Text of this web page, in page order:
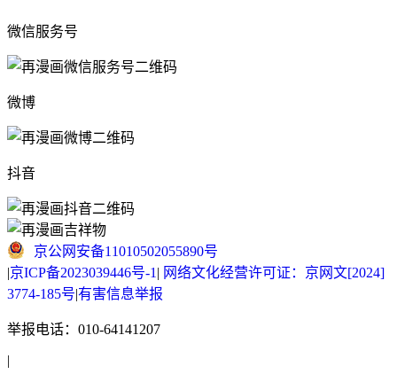
微信服务号
微博
抖音
京公网安备11010502055890号
|京ICP备2023039446号-1 | 网络文化经营许可证：京网文[2024]
3774-185号|有害信息举报
举报电话：010-64141207
|